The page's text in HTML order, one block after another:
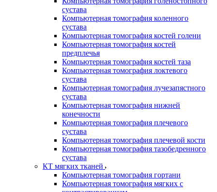
сустава
Компьютерная томография коленного
сустава
Компьютерная томография костей голени
Компьютерная томография костей
предплечья
Компьютерная томография костей таза
Компьютерная томография локтевого
сустава
Компьютерная томография лучезапястного
сустава
Компьютерная томография нижней
конечности
Компьютерная томография плечевого
сустава
Компьютерная томография плечевой кости
Компьютерная томография тазобедренного
сустава
КТ мягких тканей
Компьютерная томография гортани
Компьютерная томография мягких с